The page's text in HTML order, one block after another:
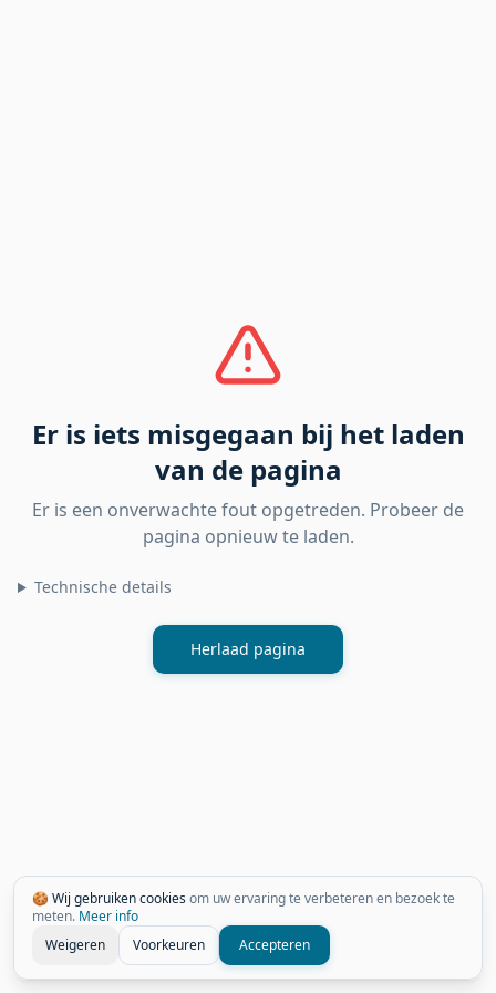
🍪 Wij gebruiken cookiesom uw ervaring te verbeteren en bezoek te
meten. Meer info
Weigeren
Voorkeuren Accepteren
Er is iets misgegaan bij het laden
van de pagina
Er is een onverwachte fout opgetreden. Probeer de
pagina opnieuw te laden.
Technische details
Herlaad pagina